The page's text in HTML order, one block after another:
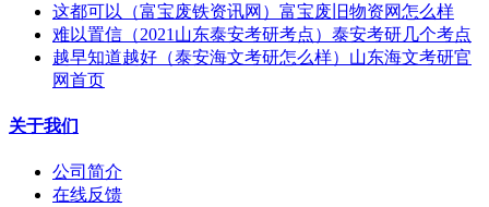
这都可以（富宝废铁资讯网）富宝废旧物资网怎么样
难以置信（2021山东泰安考研考点）泰安考研几个考点
越早知道越好（泰安海文考研怎么样）山东海文考研官
网首页
关于我们
公司简介
在线反馈